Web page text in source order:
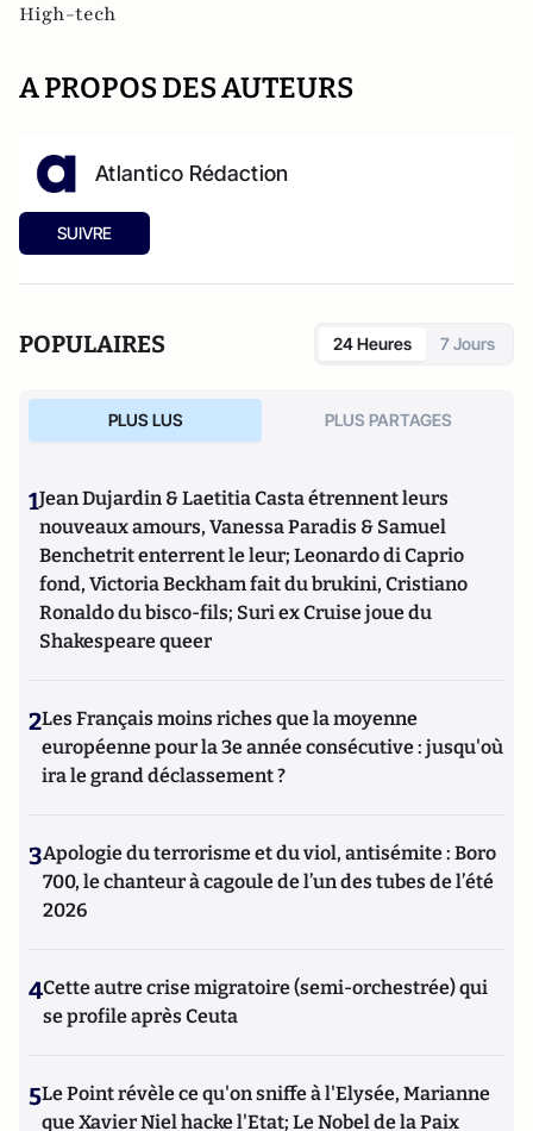
High-tech
A PROPOS DES AUTEURS
Atlantico Rédaction
SUIVRE
POPULAIRES 24 Heures 7 Jours
PLUS LUS PLUS PARTAGES
1Jean Dujardin & Laetitia Casta étrennent leurs
nouveaux amours, Vanessa Paradis & Samuel
Benchetrit enterrent le leur; Leonardo di Caprio
fond, Victoria Beckham fait du brukini, Cristiano
Ronaldo du bisco-fils; Suri ex Cruise joue du
Shakespeare queer
2Les Français moins riches que la moyenne
européenne pour la 3e année consécutive : jusqu'où
ira le grand déclassement ?
3Apologie du terrorisme et du viol, antisémite : Boro
700, le chanteur à cagoule de l’un des tubes de l’été
2026
4Cette autre crise migratoire (semi-orchestrée) qui
se profile après Ceuta
5Le Point révèle ce qu'on sniffe à l'Elysée, Marianne
que Xavier Niel hacke l'Etat; Le Nobel de la Paix